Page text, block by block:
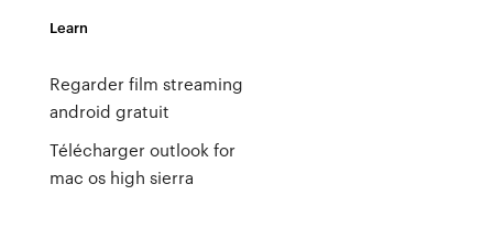
Learn
Regarder film streaming
android gratuit
Télécharger outlook for
mac os high sierra